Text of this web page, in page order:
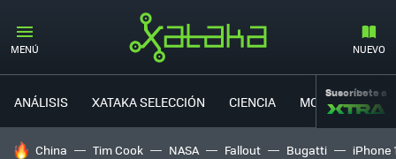
MENÚ NUEVO
ANÁLISIS XATAKA SELECCIÓN CIENCIA MOVILIDAD
Suscríbete a
HOY SE HABLA DE
China Tim Cook NASA Fallout Bugatti iPhone